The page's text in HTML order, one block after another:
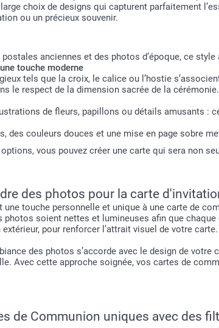
choix de designs qui capturent parfaitement
ou un précieux souvenir.
anciennes et des photos d’époque, ce
touche moderne
tels que la croix, le calice ou l’hostie
le respect de la dimension sacrée de la cérémonie.
de fleurs, papillons ou détails amusants :
des couleurs douces et une mise en page sobre
vous pouvez créer une carte qui sera non
des photos pour la carte
une touche personnelle et unique à une carte de
photos soient nettes et lumineuses afin que
pour renforcer l’attrait visuel de votre
des photos s’accorde avec le design de
Avec cette approche soignée, vos cartes de
de Communion uniques avec des